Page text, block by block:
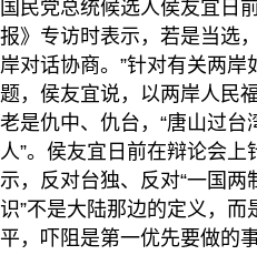
国民党总统候选人侯友宜日
报》专访时表示，若是当选
岸对话协商。”针对有关两岸
题，侯友宜说，以两岸人民
老是仇中、仇台，“唐山过台
人”。侯友宜日前在辩论会上
示，反对台独、反对“一国两
识”不是大陆那边的定义，而
平，吓阻是第一优先要做的事